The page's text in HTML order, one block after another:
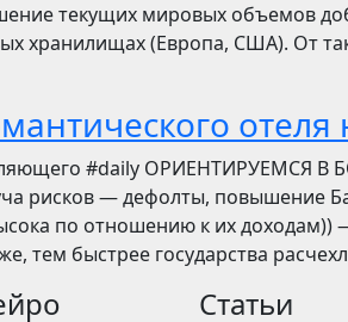
текущих мировых объемов
хранилищах (Европа, США). От
#daily ОРИЕНТИРУЕМСЯ В
рисков — дефолты, повышение
по отношению к их доходам))
тем быстрее государства
Статьи